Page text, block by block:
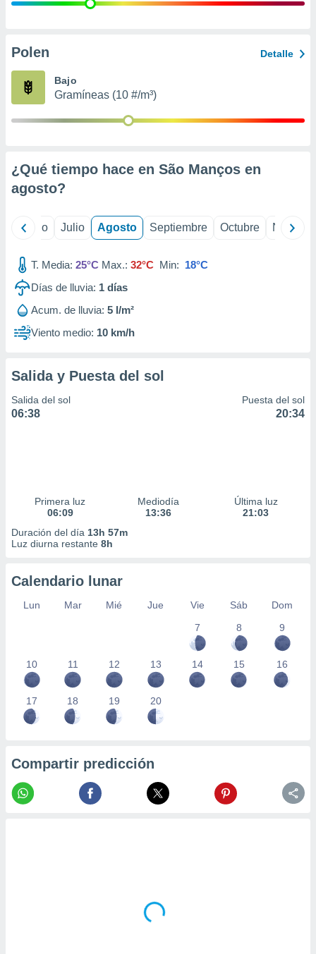
e
publicidad
Polen Detalle
Bajo
Gramíneas (10 #/m³)
¿Qué tiempo hace en São Manços en
agosto?
Junio Julio Agosto Septiembre Octubre
T. Media: 25°C Max.: 32°C Min: 18°C
Días de lluvia: 1 días
Acum. de lluvia: 5 l/m²
Viento medio: 10 km/h
Salida y Puesta del sol
Salida del sol
06:38
Puesta del sol
20:34
Primera luz
06:09
Mediodía
13:36
Última luz
21:03
Duración del día 13h 57m
Luz diurna restante 8h
Calendario lunar
Lun Mar Mié Jue Vie Sáb
Dom
7
8 9
10 11 12 13 14 15 16
17 18 19 20
Compartir predicción